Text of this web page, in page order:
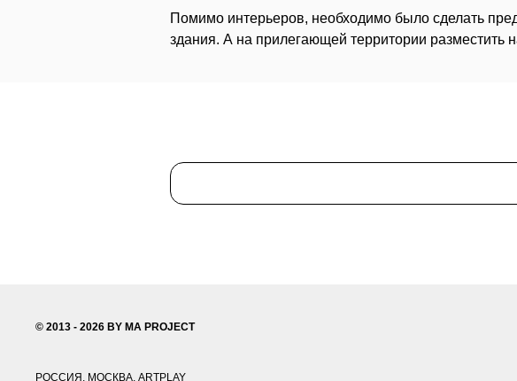
Помимо интерьеров, необходимо было сделать
здания. А на прилегающей территории
© 2013 - 2026 BY MA PROJECT
РОССИЯ, МОСКВА, ARTPLAY